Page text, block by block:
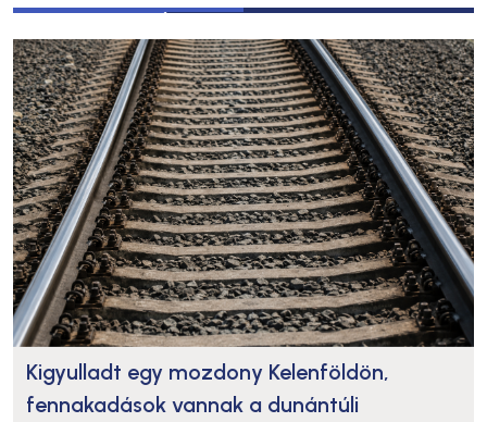
Kigyulladt egy mozdony Kelenföldön,
fennakadások vannak a dunántúli